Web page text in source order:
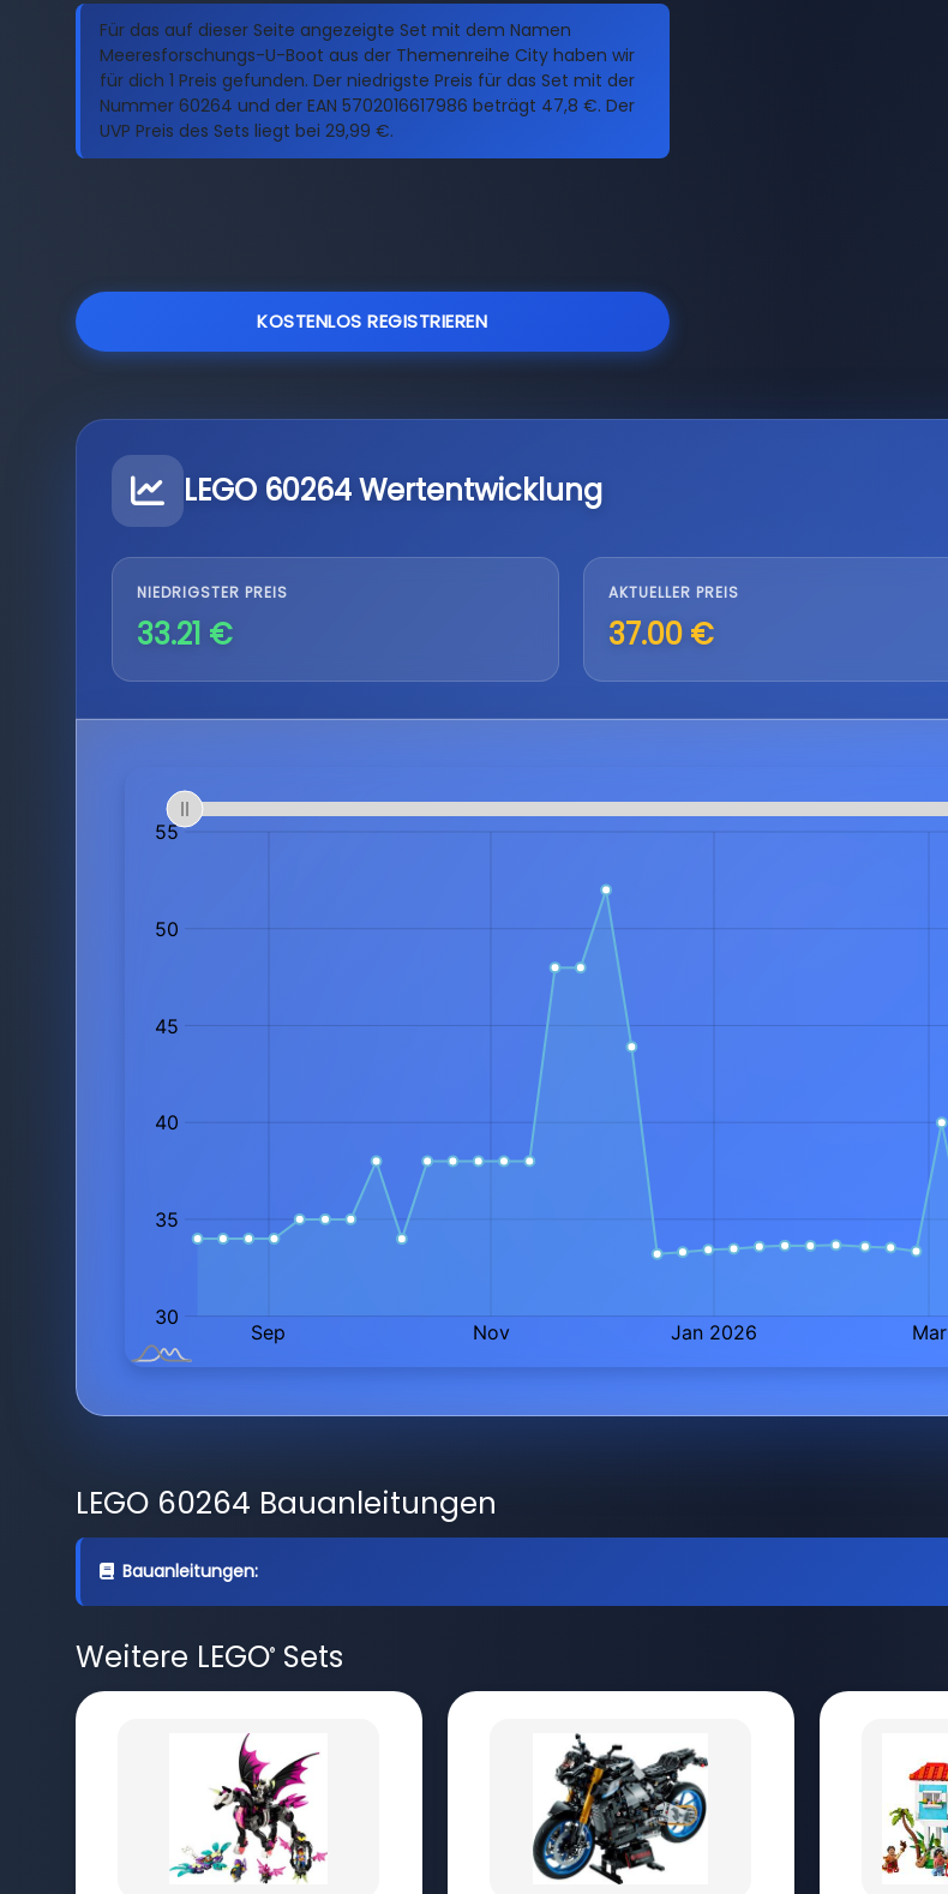
Für das auf dieser Seite angezeigte Set mit dem Namen
Meeresforschungs-U-Boot aus der Themenreihe City haben wir
für dich 1 Preis gefunden. Der niedrigste Preis für das Set mit der
Nummer 60264 und der EAN 5702016617986 beträgt 47,8 €. Der
UVP Preis des Sets liegt bei 29,99 €.
KOSTENLOS REGISTRIEREN
LEGO 60264 Wertentwicklung
NIEDRIGSTER PREIS
33.21 €
AKTUELLER PREIS
37.00 €
LEGO 60264 Bauanleitungen
Bauanleitungen:
Weitere LEGO®Sets